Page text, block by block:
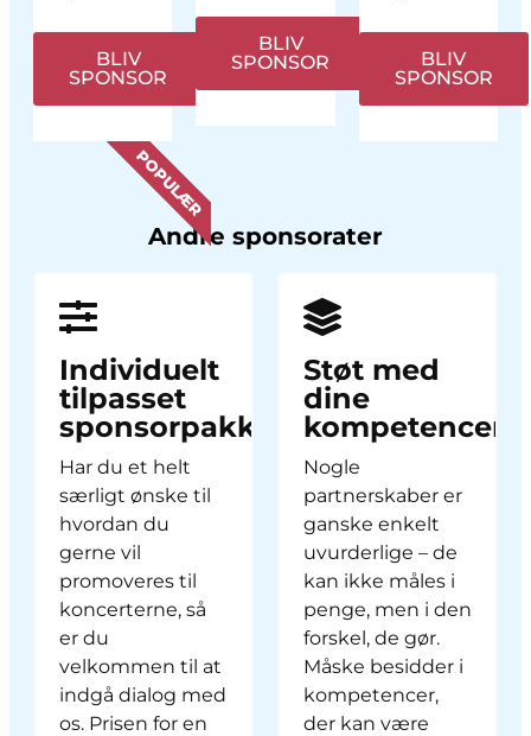
BLIV
SPONSOR
POPULÆR
BLIV
SPONSOR
BLIV
SPONSOR
Andre sponsorater
Individuelt
tilpasset
sponsorpakke
Har du et helt
særligt ønske til
hvordan du
gerne vil
promoveres til
koncerterne, så
er du
velkommen til at
indgå dialog med
os. Prisen for en
Støt med
dine
kompetencer
Nogle
partnerskaber er
ganske enkelt
uvurderlige – de
kan ikke måles i
penge, men i den
forskel, de gør.
Måske besidder i
kompetencer,
der kan være